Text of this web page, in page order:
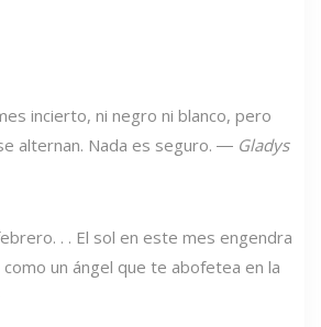
incierto, ni negro ni blanco, pero
alternan. Nada es seguro. ― Gladys
. . El sol en este mes engendra
un ángel que te abofetea en la